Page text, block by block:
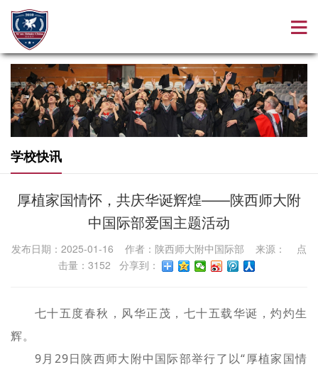
学校快讯
厚植家国情怀，共庆华诞辉煌——陕西师大附
中国际部爱国主题活动
发布日期：2025-01-16 作者：陕西师大附中国际部 来源： 点
击量：3152 分享到：
七十五度春秋，风华正茂，七十五载华诞，灼灼生
辉。
9月29日陕西师大附中国际部举行了以“厚植家国情